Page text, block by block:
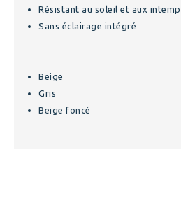
Résistant au soleil et aux
Sans éclairage intégré
Beige
Gris
Beige foncé